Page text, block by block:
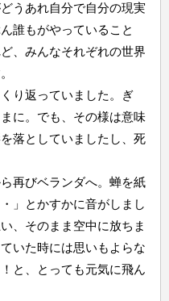
うあれ自分で自分の現実
誰もがやっていること
、みんなそれぞれの世界
り返っていました。ぎ
に。でも、その様は意味
落としていましたし、死
再びベランダへ。蝉を紙
」とかすかに音がしまし
、そのまま空中に放ちま
いた時には思いもよらな
と、とっても元気に飛ん